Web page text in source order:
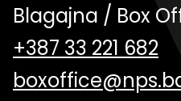
Blagajna / Box
+387 33 221 682